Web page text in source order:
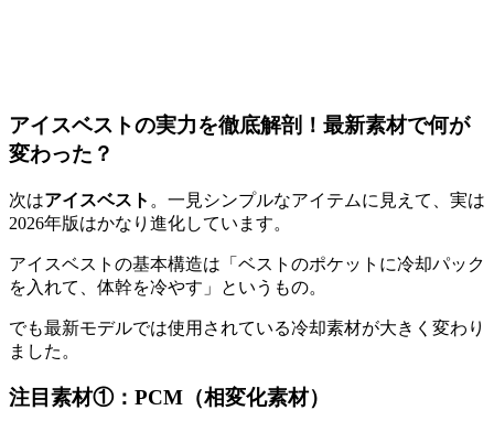
アイスベストの実力を徹底解剖！最新素材で何が
変わった？
次はアイスベスト 。一見シンプルなアイテムに見えて、実は
2026年版はかなり進化しています。
アイスベストの基本構造は「ベストのポケットに冷却パック
を入れて、体幹を冷やす」というもの。
でも最新モデルでは使用されている冷却素材が大きく変わり
ました。
注目素材①：PCM（相変化素材）